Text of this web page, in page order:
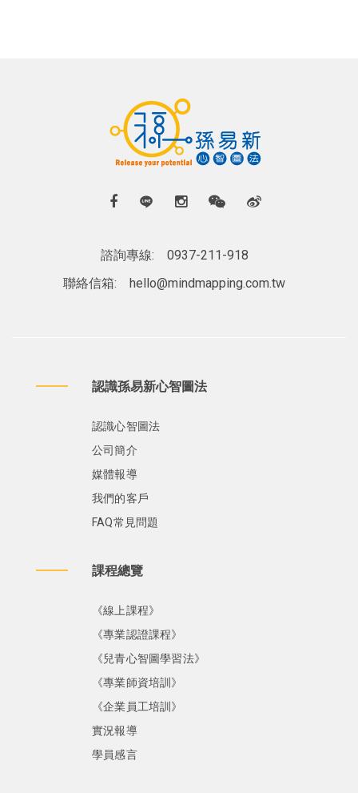
諮詢專線:
0937-211-918
聯絡信箱:
hello@mindmapping.com.tw
認識孫易新心智圖法
認識心智圖法
公司簡介
媒體報導
我們的客戶
FAQ常見問題
課程總覽
《線上課程》
《專業認證課程》
《兒青心智圖學習法》
《專業師資培訓》
《企業員工培訓》
實況報導
學員感言